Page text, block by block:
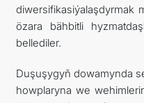
diwersifikasiýalaşdyrmak
özara bähbitli
bellediler.
Duşuşygyň dowamynda
howplaryna we